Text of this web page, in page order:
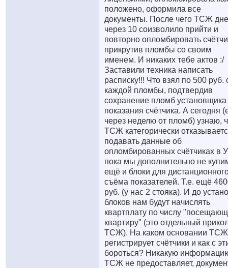
положено, оформила все
документы. После чего ТСЖ
через 10 соизволило прийти и
повторно опломбировать
прикрутив пломбы со своим
именем. И никаких тебе актов :/
Заставили техника написать
расписку!!! Что взял по 500 руб.
каждой пломбы, подтвердив
сохранение пломб установщика
показания счётчика. А сегодня
через неделю от пломб) узнаю,
ТСЖ категорически
подавать данные об
опломбированных счётчиках в
пока мы дополнительно не
ещё и блоки для
съёма показателей. Т.е. ещё
руб. (у нас 2 стояка). И до
блоков нам будут начислять
квартплату по числу
квартиру" (это отдельный
ТСЖ). На каком основании
регистрирует счётчики и как с
бороться? Никакую
ТСЖ не предоставляет,